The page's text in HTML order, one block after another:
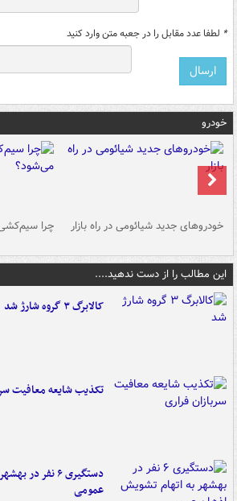
* لطفا عدد مقابل را در جعبه متن وارد کنید
خودرو
خودروهای جدید شیائومی در راه بازار چرا
این مطالب را از دست ندهید....
کالابرگ ۳ گروه شارژ شد
تکذیب شایعه معافیت
دستگیری ۶ نفر
عمومی